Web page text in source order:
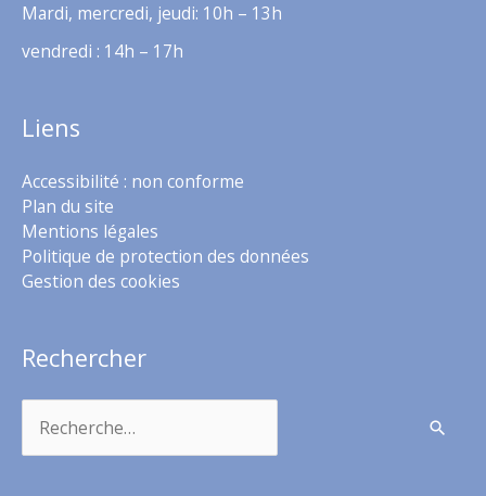
Mardi, mercredi, jeudi: 10h – 13h
vendredi : 14h – 17h
Liens
Accessibilité : non conforme
Plan du site
Mentions légales
Politique de protection des données
Gestion des cookies
Rechercher